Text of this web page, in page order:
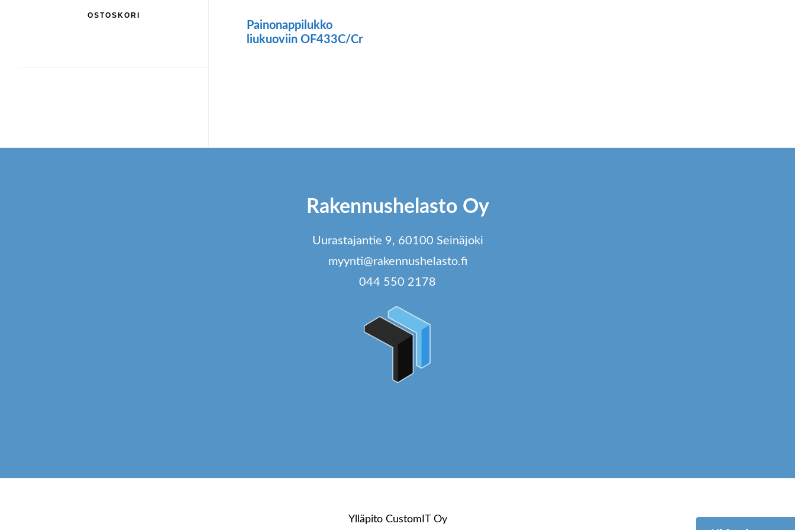
Painonappilukko
liukuoviin OF433C/Cr
OSTOSKORI
Rakennushelasto Oy
Uurastajantie 9, 60100 Seinäjoki
myynti@rakennushelasto.fi
044 550 2178
Ylläpito CustomIT Oy